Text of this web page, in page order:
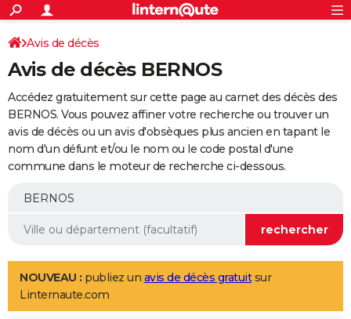
ACTUALITÉS
Politique
Société
Faits Divers
Education
Monde
Villes
+
SPORT
Coupe du monde 2026
Football
Tennis
Cyclisme
Rugby
Forum
Programme TV
TNT
Streaming
Cinéma
Sorties cinéma
Musique
+
FINANCE
Retraite
Epargne
Immobilier
Risques naturels par ville
Banque
Assurance
AUTO
Essais
Réserver un essai
Citadines
Berlines
SUV
Forum auto
+
Mobiles
Meilleur smartphone
Internet
Ordinateurs
Jeux vidéo
Guide high-tech
Aménagement intérieur
LIFESTYLE
Art de vivre
Bien-être
Loisirs
Mode
Modes de vie
Avis de décès
Avis de décès BERNOS
Accédez gratuitement sur cette page au carnet des décès des
BERNOS. Vous pouvez affiner votre recherche ou trouver un
avis de décès ou un avis d'obsèques plus ancien en tapant le
nom d'un défunt et/ou le nom ou le code postal d'une
commune dans le moteur de recherche ci-dessous.
NOUVEAU : publiez un avis de décès gratuitsur
Linternaute.com